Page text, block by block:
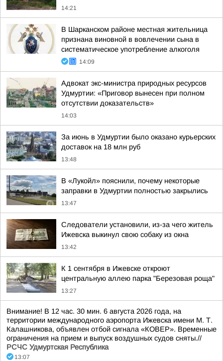
14:21
В Шарканском районе местная жительница
признана виновной в вовлечении сына в
систематическое употребление алкоголя
14:09
Адвокат экс-министра природных ресурсов
Удмуртии: «Приговор вынесен при полном
отсутствии доказательств»
14:03
За июнь в Удмуртии было оказано курьерских
доставок на 18 млн руб
13:48
В «Лукойл» пояснили, почему некоторые
заправки в Удмуртии полностью закрылись
13:47
Следователи установили, из-за чего житель
Ижевска выкинул свою собаку из окна
13:42
К 1 сентября в Ижевске откроют
центральную аллею парка "Березовая роща"
13:27
Внимание! В 12 час. 30 мин. 6 августа 2026 года, на
территории международного аэропорта Ижевска имени М. Т.
Калашникова, объявлен отбой сигнала «КОВЕР». Временные
ограничения на прием и выпуск воздушных судов сняты.//
РСЧС Удмуртская Республика
13:07